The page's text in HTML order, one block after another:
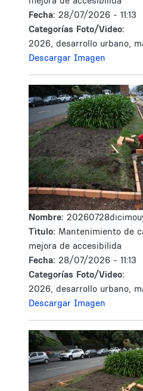
Fecha: 28/07/2026 - 11:13
Categorías Foto/Video:
2026, desarrollo urbano,
Descargar Imagen
Nombre:
Tìtulo: Mantenimiento de
mejora de accesibilida
Fecha: 28/07/2026 - 11:13
Categorías Foto/Video:
2026, desarrollo urbano,
Descargar Imagen